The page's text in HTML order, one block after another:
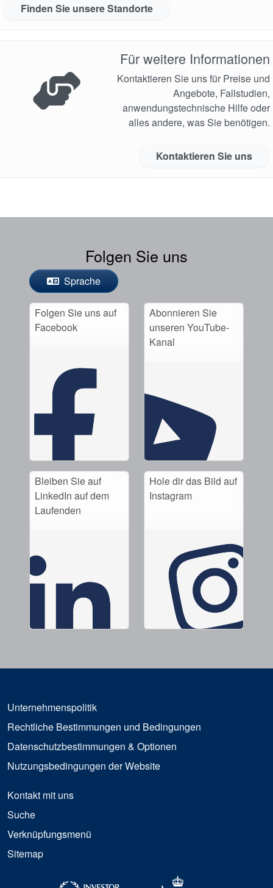
Finden Sie unsere Standorte
Für weitere Informationen
Kontaktieren Sie uns für Preise und
Angebote, Fallstudien,
anwendungstechnische Hilfe oder
alles andere, was Sie benötigen.
Kontaktieren Sie uns
Folgen Sie uns
Sprache
Folgen Sie uns auf
Facebook
Abonnieren Sie
unseren YouTube-
Kanal
Bleiben Sie auf
LinkedIn auf dem
Laufenden
Hole dir das Bild auf
Instagram
Unternehmenspolitik
Rechtliche Bestimmungen und Bedingungen
Datenschutzbestimmungen & Optionen
Nutzungsbedingungen der Website
Kontakt mit uns
Suche
Verknüpfungsmenü
Sitemap